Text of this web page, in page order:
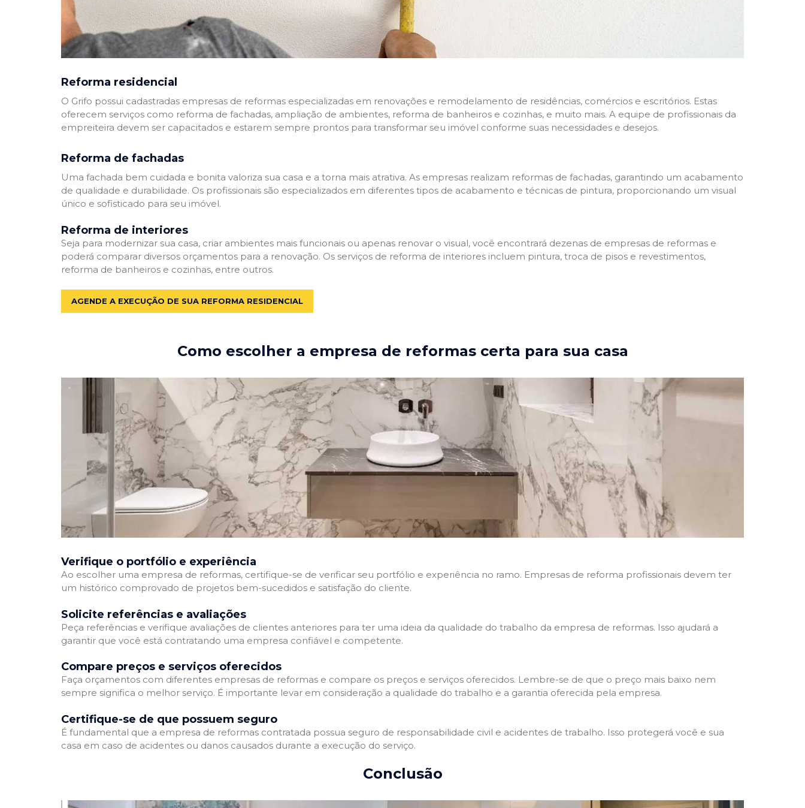
Reforma residencial
O Grifo possui cadastradas empresas de reformas especializadas em renovações e remodelamento de residências, comércios e escritórios. Estas
oferecem serviços como reforma de fachadas, ampliação de ambientes, reforma de banheiros e cozinhas, e muito mais. A equipe de profissionais da
empreiteira devem ser capacitados e estarem sempre prontos para transformar seu imóvel conforme suas necessidades e desejos.
Reforma de fachadas
Uma fachada bem cuidada e bonita valoriza sua casa e a torna mais atrativa. As empresas realizam reformas de fachadas, garantindo um acabamento
de qualidade e durabilidade. Os profissionais são especializados em diferentes tipos de acabamento e técnicas de pintura, proporcionando um visual
único e sofisticado para seu imóvel.
Reforma de interiores
Seja para modernizar sua casa, criar ambientes mais funcionais ou apenas renovar o visual, você encontrará dezenas de empresas de reformas e
poderá comparar diversos orçamentos para a renovação. Os serviços de reforma de interiores incluem pintura, troca de pisos e revestimentos,
reforma de banheiros e cozinhas, entre outros.
AGENDE A EXECUÇÃO DE SUA REFORMA RESIDENCIAL
Como escolher a empresa de reformas certa para sua casa
Verifique o portfólio e experiência
Ao escolher uma empresa de reformas, certifique-se de verificar seu portfólio e experiência no ramo. Empresas de reforma profissionais devem ter
um histórico comprovado de projetos bem-sucedidos e satisfação do cliente.
Solicite referências e avaliações
Peça referências e verifique avaliações de clientes anteriores para ter uma ideia da qualidade do trabalho da empresa de reformas. Isso ajudará a
garantir que você está contratando uma empresa confiável e competente.
Compare preços e serviços oferecidos
Faça orçamentos com diferentes empresas de reformas e compare os preços e serviços oferecidos. Lembre-se de que o preço mais baixo nem
sempre significa o melhor serviço. É importante levar em consideração a qualidade do trabalho e a garantia oferecida pela empresa.
Certifique-se de que possuem seguro
É fundamental que a empresa de reformas contratada possua seguro de responsabilidade civil e acidentes de trabalho. Isso protegerá você e sua
casa em caso de acidentes ou danos causados durante a execução do serviço.
Conclusão